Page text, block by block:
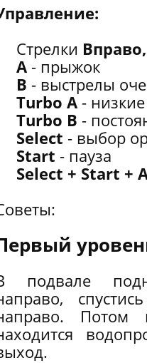
Стрелки
А - прыжок
В - выстрелы
Turbo А -
Turbo В -
Select - выбор
Start - пауза
Select + Start +
подвале
Потом